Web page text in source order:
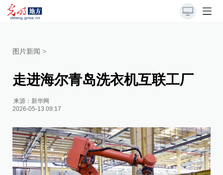
图片新闻 >
走进海尔青岛洗衣机互联工厂
来源： 新华网
2026-05-13 09:17